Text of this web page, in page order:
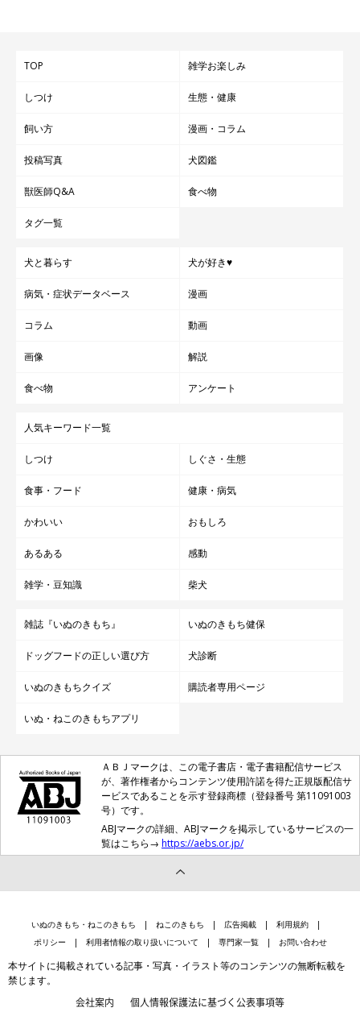
TOP 雑学お楽しみ
しつけ 生態・健康
飼い方 漫画・コラム
投稿写真 犬図鑑
獣医師Q&A 食べ物
タグ一覧
犬と暮らす 犬が好き♥
病気・症状データベース 漫画
コラム 動画
画像 解説
食べ物 アンケート
人気キーワード一覧
しつけ しぐさ・生態
食事・フード 健康・病気
かわいい おもしろ
あるある 感動
雑学・豆知識 柴犬
雑誌『いぬのきもち』 いぬのきもち健保
ドッグフードの正しい選び方 犬診断
いぬのきもちクイズ 購読者専用ページ
いぬ・ねこのきもちアプリ
ＡＢＪマークは、この電子書店・電子書籍配信サービス
が、著作権者からコンテンツ使用許諾を得た正規版配信サ
ービスであることを示す登録商標（登録番号 第11091003
号）です。
ABJマークの詳細、ABJマークを掲示しているサービスの一
覧はこちら→ https://aebs.or.jp/
いぬのきもち・ねこのきもち ねこのきもち 広告掲載
利用規約
ポリシー
利用者情報の取り扱いについて 専門家一覧 お問い合わせ
本サイトに掲載されている記事・写真・イラスト等のコンテンツの無断転載を
禁じます。
会社案内 個人情報保護法に基づく公表事項等